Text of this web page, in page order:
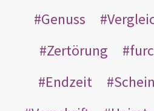
Genuss
Zertörung
Endzeit
Schein